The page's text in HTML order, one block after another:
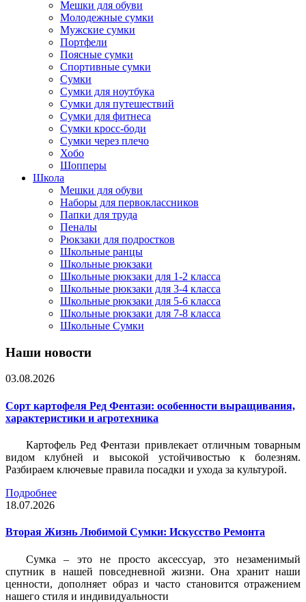
Мешки для обуви
Молодежные сумки
Мужские сумки
Портфели
Поясные сумки
Спортивные сумки
Сумки
Сумки для ноутбука
Сумки для путешествий
Сумки для фитнеса
Сумки кросс-боди
Сумки через плечо
Хобо
Шопперы
Школа
Мешки для обуви
Наборы для первоклассников
Папки для труда
Пеналы
Рюкзаки для подростков
Школьные ранцы
Школьные рюкзаки
Школьные рюкзаки для 1-2 класса
Школьные рюкзаки для 3-4 класса
Школьные рюкзаки для 5-6 класса
Школьные рюкзаки для 7-8 класса
Школьные Сумки
Наши новости
03.08.2026
Сорт картофеля Ред Фентази: особенности выращивания,
характеристики и агротехника
Картофель Ред Фентази привлекает отличным товарным
видом клубней и высокой устойчивостью к болезням.
Разбираем ключевые правила посадки и ухода за культурой.
Подробнее
18.07.2026
Вторая Жизнь Любимой Сумки: Искусство Ремонта
Сумка – это не просто аксессуар, это незаменимый
спутник в нашей повседневной жизни. Она хранит наши
ценности, дополняет образ и часто становится отражением
нашего стиля и индивидуальности